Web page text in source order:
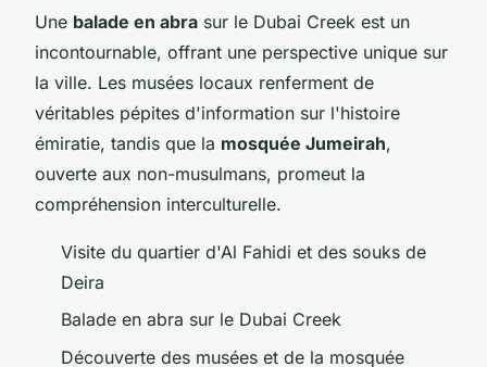
Une balade en abra sur le Dubai Creek est un
incontournable, offrant une perspective unique sur
la ville. Les musées locaux renferment de
véritables pépites d'information sur l'histoire
émiratie, tandis que la mosquée Jumeirah,
ouverte aux non-musulmans, promeut la
compréhension interculturelle.
Visite du quartier d'Al Fahidi et des souks de
Deira
Balade en abra sur le Dubai Creek
Découverte des musées et de la mosquée